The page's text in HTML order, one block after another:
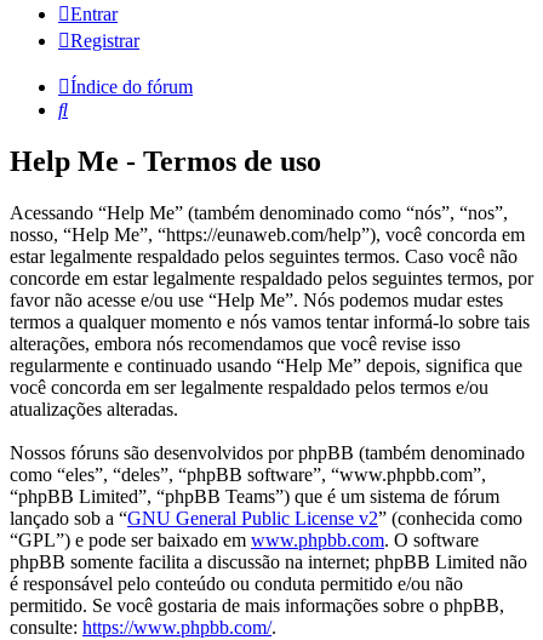
Entrar
Registrar
Índice do fórum
Pesquisar
Help Me - Termos de uso
Acessando “Help Me” (também denominado como “nós”, “nos”,
nosso, “Help Me”, “https://eunaweb.com/help”), você concorda em
estar legalmente respaldado pelos seguintes termos. Caso você não
concorde em estar legalmente respaldado pelos seguintes termos, por
favor não acesse e/ou use “Help Me”. Nós podemos mudar estes
termos a qualquer momento e nós vamos tentar informá-lo sobre tais
alterações, embora nós recomendamos que você revise isso
regularmente e continuado usando “Help Me” depois, significa que
você concorda em ser legalmente respaldado pelos termos e/ou
atualizações alteradas.
Nossos fóruns são desenvolvidos por phpBB (também denominado
como “eles”, “deles”, “phpBB software”, “www.phpbb.com”,
“phpBB Limited”, “phpBB Teams”) que é um sistema de fórum
lançado sob a “GNU General Public License v2” (conhecida como
“GPL”) e pode ser baixado em www.phpbb.com. O software
phpBB somente facilita a discussão na internet; phpBB Limited não
é responsável pelo conteúdo ou conduta permitido e/ou não
permitido. Se você gostaria de mais informações sobre o phpBB,
consulte: https://www.phpbb.com/.